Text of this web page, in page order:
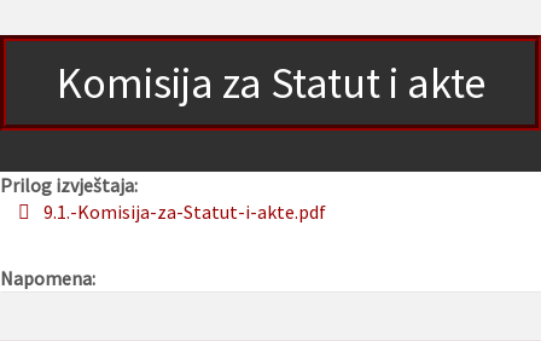
Komisija za Statut i akte
Prilog izvještaja:
9.1.-Komisija-za-Statut-i-akte.pdf
Napomena: